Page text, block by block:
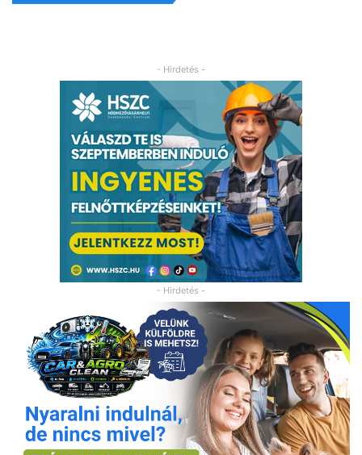
- Hirdetés -
- Hirdetés -